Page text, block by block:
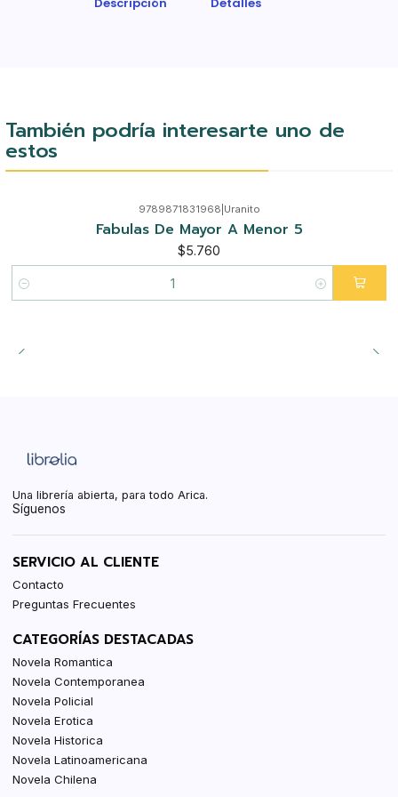
También podría interesarte uno de
estos
9789871831968 Uranito
Fabulas De Mayor A Menor 5
$5.760
Cantidad
Una librería abierta, para todo Arica.
Síguenos
SERVICIO AL CLIENTE
Contacto
Preguntas Frecuentes
CATEGORÍAS DESTACADAS
Novela Romantica
Novela Contemporanea
Novela Policial
Novela Erotica
Novela Historica
Novela Latinoamericana
Novela Chilena